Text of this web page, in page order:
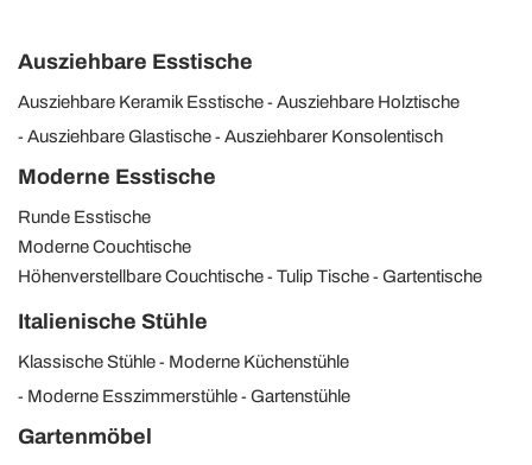
Ausziehbare Esstische
Ausziehbare Keramik Esstische
Ausziehbare Holztische
Ausziehbare Glastische
Ausziehbarer Konsolentisch
Moderne Esstische
Runde Esstische
Moderne Couchtische
Höhenverstellbare Couchtische
Tulip Tische Gartentische
Italienische Stühle
Klassische Stühle
Moderne Küchenstühle
Moderne Esszimmerstühle
Gartenstühle
Gartenmöbel